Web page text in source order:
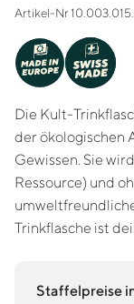
Artikel-Nr
MADE IN
EUROPE SWISS
MADE
Die Kult-
der ökologischen
Gewissen. Sie
Ressource) und
Trinkflasche ist
Staffelpreise